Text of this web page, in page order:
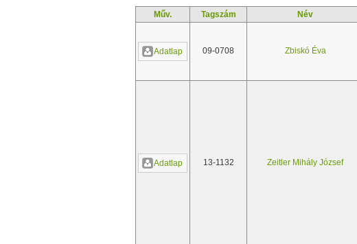
Műv. Tagszám Név
Adatlap 09-0708 Zbiskó Éva
Adatlap 13-1132 Zeitler Mihály József